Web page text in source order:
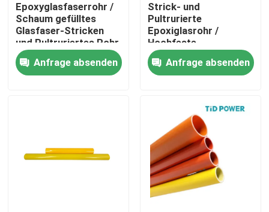
Werksbesichtigung
Qualitätskontrolle
Epoxyglasfaserrohr /
Schaum gefülltes
Glasfaser-Stricken
und Pultruriertes Rohr
Anfrage absenden
Strick- und
Pultrurierte
Epoxiglasrohr /
Hochfeste
Epoxiglasrohr
Anfrage absenden